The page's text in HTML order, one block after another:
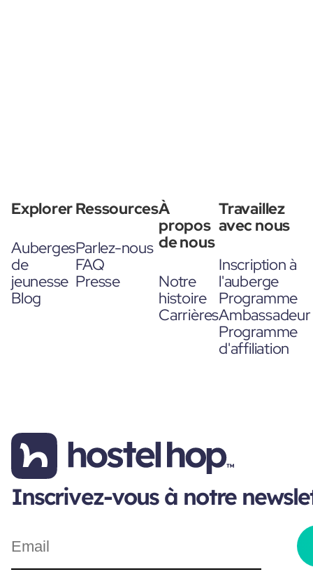
Explorer
Auberges
de
jeunesse
Blog
Ressources
Parlez-nous
FAQ
Presse
À
propos
de nous
Notre
histoire
Carrières
Travaillez
avec nous
Inscription à
l'auberge
Programme
Ambassadeur
Programme
d'affiliation
Inscrivez-vous à notre